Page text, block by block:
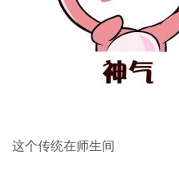
这个传统在师生间